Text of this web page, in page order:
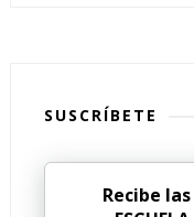
SUSCRÍBETE
Recibe